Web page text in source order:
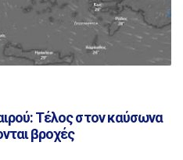
Τέλος στον καύσωνα
βροχές